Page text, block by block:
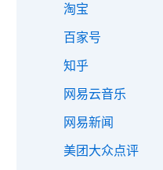
淘宝
百家号
知乎
网易云音乐
网易新闻
美团大众点评